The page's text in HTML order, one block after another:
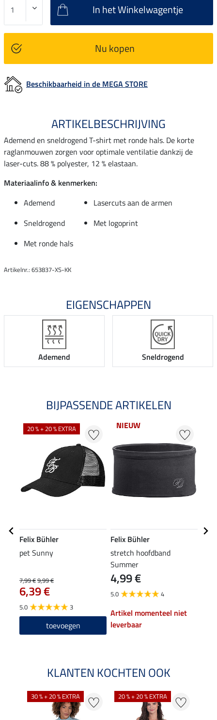
In het Winkelwagentje
Nu kopen
Beschikbaarheid in de MEGA STORE
ARTIKELBESCHRIJVING
Ademend en sneldrogend T-shirt met ronde hals. De korte
raglanmouwen zorgen voor optimale ventilatie dankzij de
laser-cuts. 88 % polyester, 12 % elastaan.
Materiaalinfo & kenmerken:
Ademend
Lasercuts aan de armen
Sneldrogend
Met logoprint
Met ronde hals
Artikelnr.: 653837-XS-KK
EIGENSCHAPPEN
Ademend Sneldrogend
BIJPASSENDE ARTIKELEN
20 % + 20 % EXTRA
Felix Bühler
pet Sunny
7,99 €9,99 €
6,39 €
5.0 3
toevoegen
NIEUW
Felix Bühler
stretch hoofdband
Summer
4,99 €
5.0 4
Artikel momenteel niet
leverbaar
KLANTEN KOCHTEN OOK
30 % + 20 % EXTRA 20 % + 20 % EXTRA